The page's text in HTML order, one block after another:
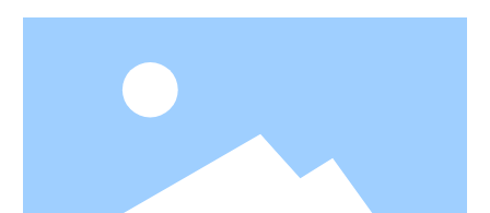
新能源电源防雷器 PBAV-1500